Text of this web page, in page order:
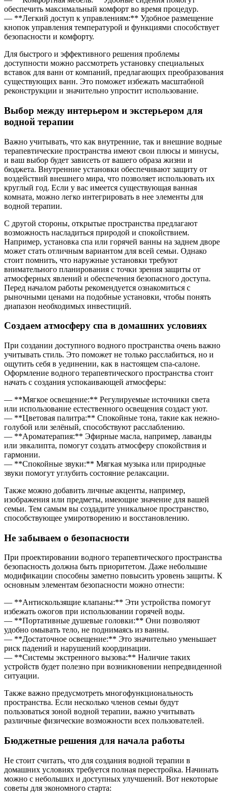
обеспечить максимальный комфорт во время процедур.
— **Легкий доступ к управлениям:** Удобное размещение
кнопок управления температурой и функциями способствует
безопасности и комфорту.
Для быстрого и эффективного решения проблемы
доступности можно рассмотреть установку специальных
вставок для ванн от компаний, предлагающих преобразования
существующих ванн. Это поможет избежать масштабной
реконструкции и значительно упростит использование.
Выбор между интерьером и экстерьером для
водной терапии
Важно учитывать, что как внутренние, так и внешние водные
терапевтические пространства имеют свои плюсы и минусы,
и ваш выбор будет зависеть от вашего образа жизни и
бюджета. Внутренние установки обеспечивают защиту от
воздействий внешнего мира, что позволяет использовать их
круглый год. Если у вас имеется существующая ванная
комната, можно легко интегрировать в нее элементы для
водной терапии.
С другой стороны, открытые пространства предлагают
возможность насладиться природой и спокойствием.
Например, установка спа или горячей ванны на заднем дворе
может стать отличным вариантом для всей семьи. Однако
стоит помнить, что наружные установки требуют
внимательного планирования с точки зрения защиты от
атмосферных явлений и обеспечения безопасного доступа.
Перед началом работы рекомендуется ознакомиться с
рыночными ценами на подобные установки, чтобы понять
диапазон необходимых инвестиций.
Создаем атмосферу спа в домашних условиях
При создании доступного водного пространства очень важно
учитывать стиль. Это поможет не только расслабиться, но и
ощутить себя в уединении, как в настоящем спа-салоне.
Оформление водного терапевтического пространства стоит
начать с создания успокаивающей атмосферы:
— **Мягкое освещение:** Регулируемые источники света
или использование естественного освещения создаст уют.
— **Цветовая палитра:** Спокойные тона, такие как нежно-
голубой или зелёный, способствуют расслаблению.
— **Ароматерапия:** Эфирные масла, например, лаванды
или эвкалипта, помогут создать атмосферу спокойствия и
гармонии.
— **Спокойные звуки:** Мягкая музыка или природные
звуки помогут углубить состояние релаксации.
Также можно добавить личные акценты, например,
изображения или предметы, имеющие значение для вашей
семьи. Тем самым вы создадите уникальное пространство,
способствующее умиротворению и восстановлению.
Не забываем о безопасности
При проектировании водного терапевтического пространства
безопасность должна быть приоритетом. Даже небольшие
модификации способны заметно повысить уровень защиты. К
основным элементам безопасности можно отнести:
— **Антискользящие клапаны:** Эти устройства помогут
избежать ожогов при использовании горячей воды.
— **Портативные душевые головки:** Они позволяют
удобно омывать тело, не поднимаясь из ванны.
— **Достаточное освещение:** Это значительно уменьшает
риск падений и нарушений координации.
— **Системы экстренного вызова:** Наличие таких
устройств будет полезно при возникновении непредвиденной
ситуации.
Также важно предусмотреть многофункциональность
пространства. Если несколько членов семьи будут
пользоваться зоной водной терапии, важно учитывать
различные физические возможности всех пользователей.
Бюджетные решения для начала работы
Не стоит считать, что для создания водной терапии в
домашних условиях требуется полная перестройка. Начинать
можно с небольших и доступных улучшений. Вот некоторые
советы для экономного старта: